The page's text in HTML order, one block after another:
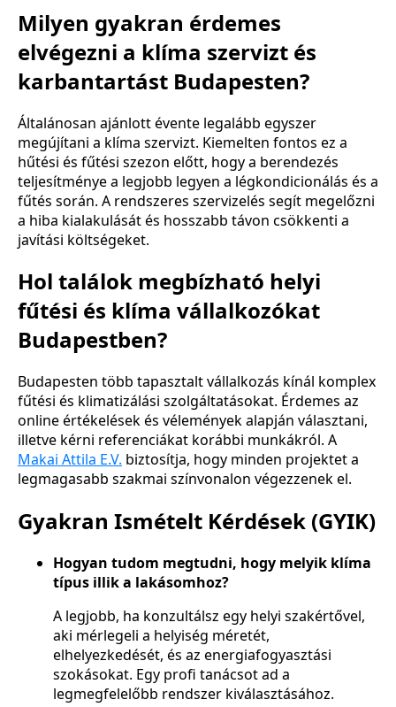
Milyen gyakran érdemes
elvégezni a klíma szervizt és
karbantartást Budapesten?
Általánosan ajánlott évente legalább egyszer
megújítani a klíma szervizt. Kiemelten fontos ez a
hűtési és fűtési szezon előtt, hogy a berendezés
teljesítménye a legjobb legyen a légkondicionálás és a
fűtés során. A rendszeres szervizelés segít megelőzni
a hiba kialakulását és hosszabb távon csökkenti a
javítási költségeket.
Hol találok megbízható helyi
fűtési és klíma vállalkozókat
Budapestben?
Budapesten több tapasztalt vállalkozás kínál komplex
fűtési és klimatizálási szolgáltatásokat. Érdemes az
online értékelések és vélemények alapján választani,
illetve kérni referenciákat korábbi munkákról. A
Makai Attila E.V. biztosítja, hogy minden projektet a
legmagasabb szakmai színvonalon végezzenek el.
Gyakran Ismételt Kérdések (GYIK)
Hogyan tudom megtudni, hogy melyik klíma
típus illik a lakásomhoz?
A legjobb, ha konzultálsz egy helyi szakértővel,
aki mérlegeli a helyiség méretét,
elhelyezkedését, és az energiafogyasztási
szokásokat. Egy profi tanácsot ad a
legmegfelelőbb rendszer kiválasztásához.